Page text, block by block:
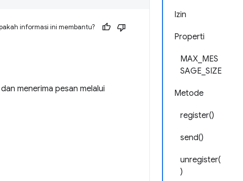
Izin
Properti
MAX_MES
SAGE_SIZE
Metode
register()
send()
unregister(
)
informasi ini membantu?
menerima pesan melalui